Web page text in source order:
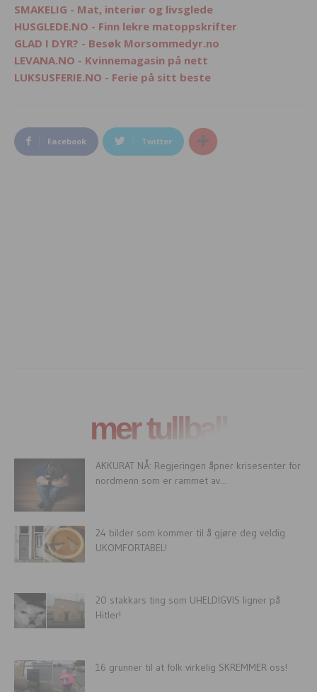
SMAKELIG - Mat, interiør og livsglede
HUSGLEDE.NO - Finn lekre matoppskrifter
GLAD I DYR? - Besøk Morsommedyr.no
LEVANA.NO - Kvinnemagasin på nett
LUKSUSFERIE.NO - Ferie på sitt beste
Facebook Twitter
mer tullball
AKKURAT NÅ: Regjeringen åpner krisesenter for
nordmenn som er rammet av...
24 bilder som kommer til å gjøre deg veldig
UKOMFORTABEL!
20 stakkars ting som UHELDIGVIS ligner på
Hitler!
16 grunner til at folk virkelig SKREMMER oss!